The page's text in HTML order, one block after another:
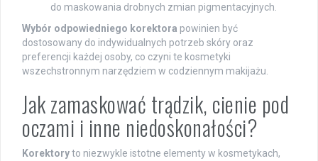
do maskowania drobnych zmian pigmentacyjnych.
Wybór odpowiedniego korektora powinien być
dostosowany do indywidualnych potrzeb skóry oraz
preferencji każdej osoby, co czyni te kosmetyki
wszechstronnym narzędziem w codziennym makijażu.
Jak zamaskować trądzik, cienie pod
oczami i inne niedoskonałości?
Korektoryto niezwykle istotne elementy w kosmetykach,